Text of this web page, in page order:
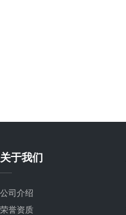
关于我们
公司介绍
荣誉资质